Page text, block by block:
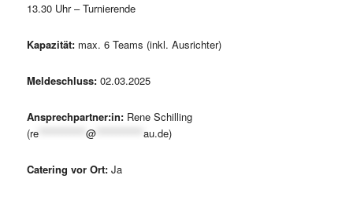
13.30 Uhr – Turnierende
Kapazität:max. 6 Teams (inkl. Ausrichter)
Meldeschluss:02.03.2025
Ansprechpartner:in:Rene Schilling
(re************ @************ au.de)
Catering vor Ort:Ja